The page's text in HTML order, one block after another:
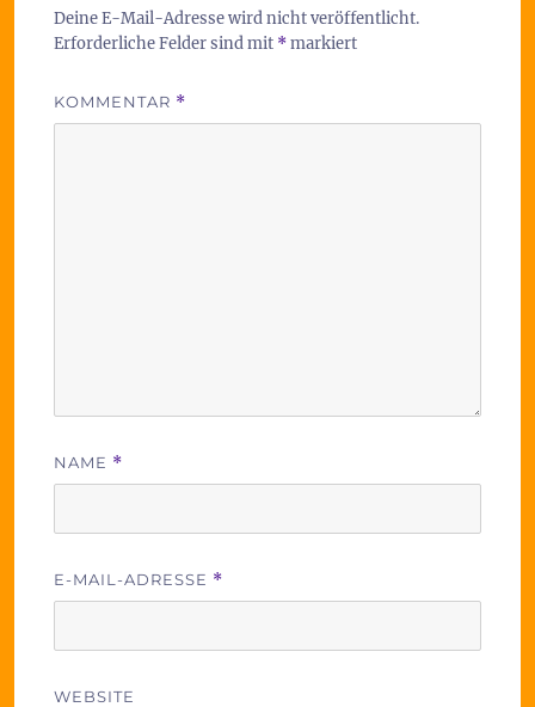
Deine E-Mail-Adresse wird nicht veröffentlicht.
Erforderliche Felder sind mit *markiert
KOMMENTAR *
NAME *
E-MAIL-ADRESSE *
WEBSITE